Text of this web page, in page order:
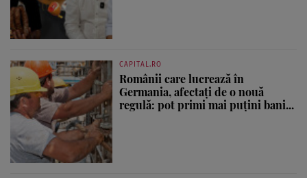
CAPITAL.RO
Românii care lucrează în
Germania, afectați de o nouă
regulă: pot primi mai puțini bani...